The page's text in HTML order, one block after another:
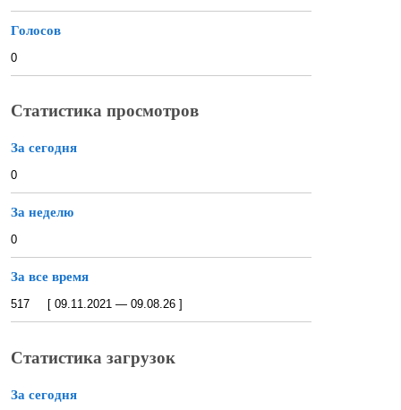
Голосов
0
Статистика просмотров
За сегодня
0
За неделю
0
За все время
517 [ 09.11.2021 — 09.08.26 ]
Статистика загрузок
За сегодня